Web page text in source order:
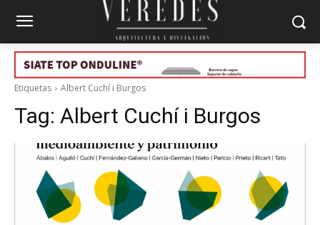
Etiquetas Albert Cuchí i Burgos
Tag: Albert Cuchí i Burgos